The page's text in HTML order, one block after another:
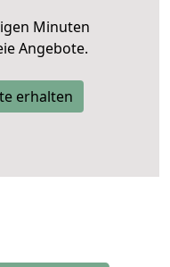
Minuten
Angebote.
erhalten